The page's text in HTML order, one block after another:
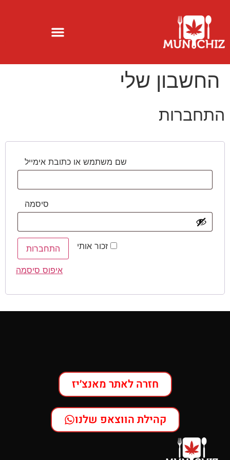
החשבון שלי
התחברות
שם משתמש או כתובת אימייל
סיסמה
זכור אותי התחברות
איפוס סיסמה
חזרה לאתר מאנצ׳יז
קהילת הווצאפ שלנו